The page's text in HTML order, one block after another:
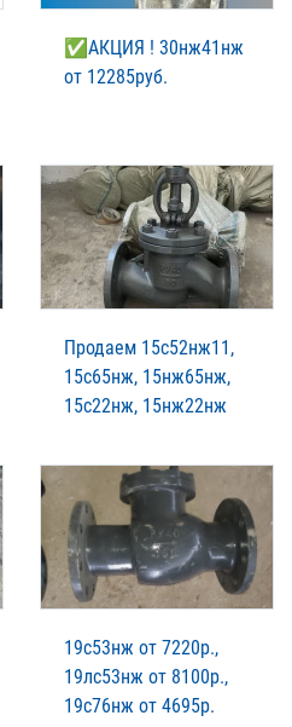
✅АКЦИЯ ! 30нж41нж
от 12285руб.
Продаем 15с52нж11,
15с65нж, 15нж65нж,
15с22нж, 15нж22нж
19с53нж от 7220р.,
19лс53нж от 8100р.,
19с76нж от 4695р.